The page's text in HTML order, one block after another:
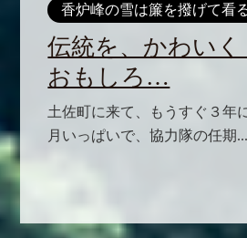
香炉峰の雪は簾を撥げて看
伝統を、かわいく
おもしろ…
土佐町に来て、もうすぐ３年
月いっぱいで、協力隊の任期...